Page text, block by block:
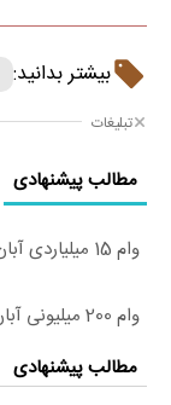
بیشتر بدانید:
تبلیغات
مطالب پیشنهادی
وام 15 میلیاردی آبان تتر | فوری، فقط با احراز هویت
وام 200 میلیونی آبان تتر. همین الان احراز هویت کن!
مطالب پیشنهادی